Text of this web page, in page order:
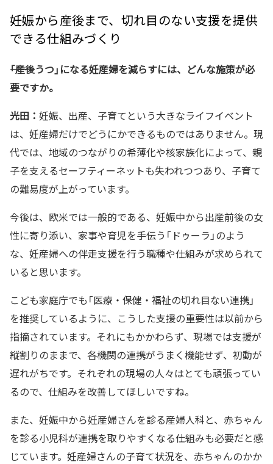
妊娠から産後まで、切れ目のない支援を提供
できる仕組みづくり
――「産後うつ」になる妊産婦を減らすには、どんな施策が必
要ですか。
光田： 妊娠、出産、子育てという大きなライフイベント
は、妊産婦だけでどうにかできるものではありません。現
代では、地域のつながりの希薄化や核家族化によって、親
子を支えるセーフティーネットも失われつつあり、子育て
の難易度が上がっています。
今後は、欧米では一般的である、妊娠中から出産前後の女
性に寄り添い、家事や育児を手伝う「ドゥーラ」のよう
な、妊産婦への伴走支援を行う職種や仕組みが求められて
いると思います。
こども家庭庁でも「医療・保健・福祉の切れ目ない連携」
を推奨しているように、こうした支援の重要性は以前から
指摘されています。それにもかかわらず、現場では支援が
縦割りのままで、各機関の連携がうまく機能せず、初動が
遅れがちです。それぞれの現場の人々はとても頑張ってい
るので、仕組みを改善してほしいですね。
また、妊娠中から妊産婦さんを診る産婦人科と、赤ちゃん
を診る小児科が連携を取りやすくなる仕組みも必要だと感
じています。妊産婦さんの子育て状況を、赤ちゃんのかか